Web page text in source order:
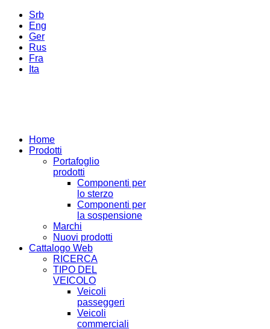
Srb
Eng
Ger
Rus
Fra
Ita
Home
Prodotti
Portafoglio
prodotti
Componenti per
lo sterzo
Componenti per
la sospensione
Marchi
Nuovi prodotti
Cattalogo Web
RICERCA
TIPO DEL
VEICOLO
Veicoli
passeggeri
Veicoli
commerciali